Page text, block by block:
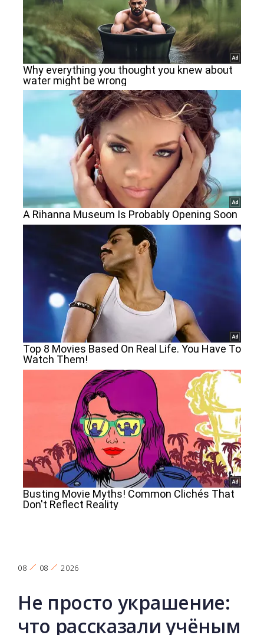
08 08 2026
Не просто украшение:
что рассказали учёным